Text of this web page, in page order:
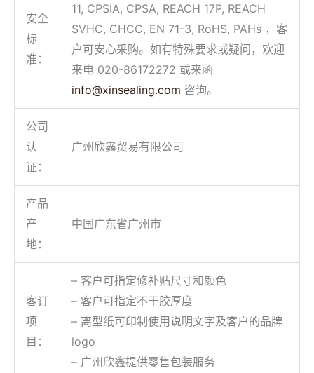
安全
标
准：
11, CPSIA, CPSA, REACH 17P, REACH
SVHC, CHCC, EN 71-3, RoHS, PAHs ，客
户可安心采购。如有特殊要求或疑问，欢迎
来电 020-86172272 或来函
info@xinsealing.com 咨询。
公司
认
证：
广州欣鑫贸易有限公司
产品
产
地：
中国广东省广州市
客订
项
目：
– 客户可指定修补贴尺寸和颜色
– 客户可指定不干胶厚度
– 离型纸可印制使用说明文字及客户的品牌
logo
– 广州欣鑫提供零售包装服务